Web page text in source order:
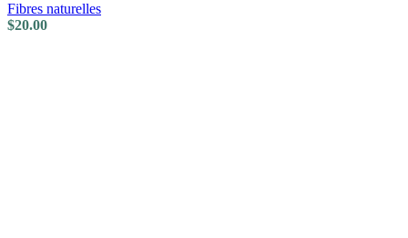
Fibres naturelles
$20.00